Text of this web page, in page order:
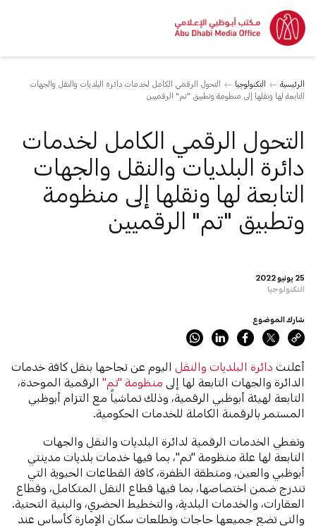
الرئيسية التكنولوجيا
التحول الرقمي الكامل لخدمات دائرة البلديات والنقل والجهات
التابعة لها ونقلها إلى منظومة وتطبيق "تم" الرقميين
25 يونيو 2022
التكنولوجيا
التحول الرقمي الكامل لخدمات
دائرة البلديات والنقل والجهات
التابعة لها ونقلها إلى منظومة
وتطبيق "تم" الرقميين
شارك الموضوع
أعلنت دائرة البلديات والنقل اليوم عن نجاحها بنقل كافة خدمات
الدائرة والجهات التابعة لها إلى منظومة "تم" الرقمية الموحدة،
التابعة لهيئة أبوظبي الرقمية، وذلك تماشياً مع التزام أبوظبي
المستمر بالرقمنة الكاملة للخدمات الحكومية.
وتغطي الخدمات الرقمية لدائرة البلديات والنقل والجهات
التابعة لها علة منظومة "تم"، بما فيها خدمات بلديات مدينتي
أبوظبي والعين، ومنطقة الظفرة، كافة القطاعات الحيوية التي
تندرج ضمن اختصاصها، بما فيها قطاع النقل المتكامل، وقطاع
العقارات، والخدمات البلدية، والتخطيط الحضري، والبنية التحتية.
والتي تضع جميعها حاجات وتطلعات سكان الإمارة كأساس عند